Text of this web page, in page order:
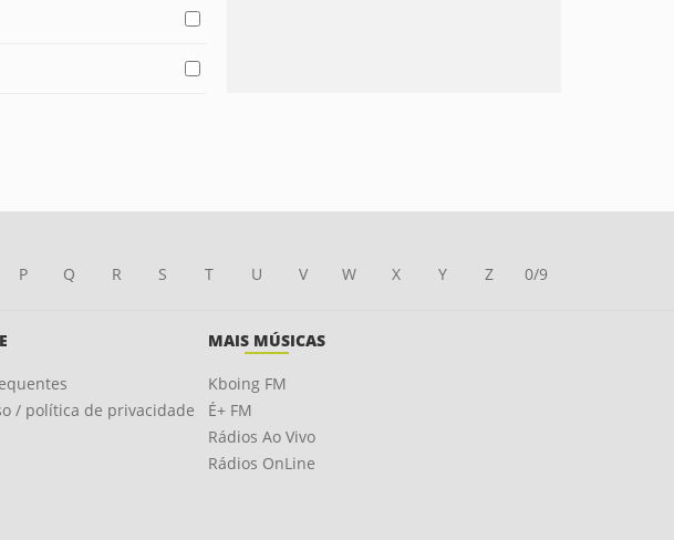
P Q R S T U V W X Y Z 0/9
/ política de privacidade
MAIS MÚSICAS
Kboing FM
É+ FM
Rádios Ao Vivo
Rádios OnLine